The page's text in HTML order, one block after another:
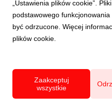
1 sierpnia 2026
Na Pol’and’Rock Festival
godzinę „W”. Zatrzymujemy
wielką, biało-czerwoną flagę i
„Ustawienia plików cookie”.
podstawowego
być odrzucone. Więcej
plików cookie.
Zaakceptuj
wszystkie